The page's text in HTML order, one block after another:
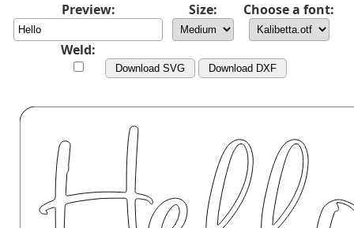
Preview: Size: Choose a font:
Weld:
Download SVG Download DXF